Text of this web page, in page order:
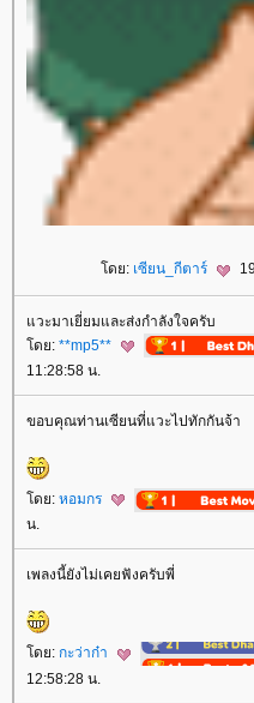
ดย: เซียน_กีตาร์
วะมาเยี่ยมและส่งกำลังใจครับ
ดย: **mp5**
11:28:58 น.
ขอบคุณท่านเซียนที่แวะไปทักกันจ้า
ดย: หอมกร
น.
เพลงนี้ยังไม่เคยฟังครับพี่
ดย: กะว่าก๋า
12:58:28 น.